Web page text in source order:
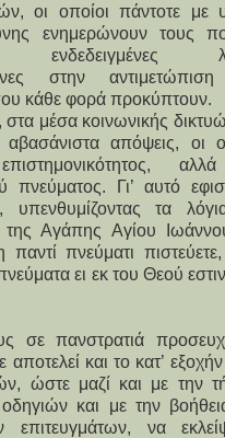
οι οποίοι πάντοτε με
ενημερώνουν τους
ενδεδειγμένες
στην
κάθε φορά προκύπτουν.
στα μέσα κοινωνικής
αβασάνιστα απόψεις, οι
πνεύματος. Γι’ αυτό
υπενθυμίζοντας τα
της Αγάπης Αγίου
πνεύματι
ει εκ του Θεού
σε πανστρατιά
και το κατ’
ώστε μαζί και με την
και με την
επιτευγμάτων, να